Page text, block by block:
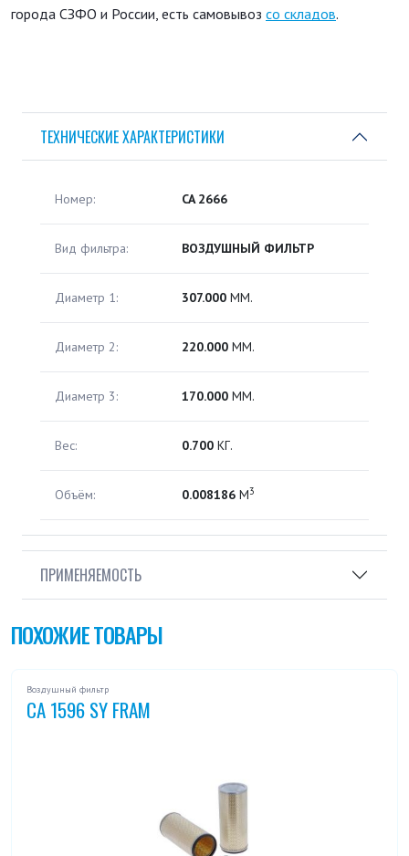
города СЗФО и России, есть самовывоз со складов.
ТЕХНИЧЕСКИЕ ХАРАКТЕРИСТИКИ
Номер: CA 2666
Вид фильтра: ВОЗДУШНЫЙ ФИЛЬТР
Диаметр 1: 307.000 ММ.
Диаметр 2: 220.000 ММ.
Диаметр 3: 170.000 ММ.
Вес: 0.700 КГ.
Объём: 0.008186 М3
ПРИМЕНЯЕМОСТЬ
ПОХОЖИЕ ТОВАРЫ
Воздушный фильтр
CA 1596 SY FRAM